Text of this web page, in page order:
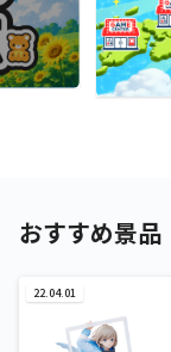
おすすめ景品
22.04.01